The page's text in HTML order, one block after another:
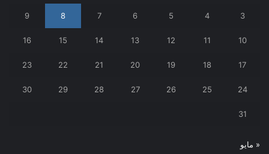
3
4
5
6
7
8
9
10
11
12
13
14
15
16
17
18
19
20
21
22
23
24
25
26
27
28
29
30
31
« مايو